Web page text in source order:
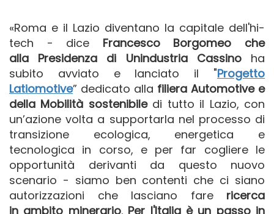
«Roma e iI Lazio diventano la capitale dell'hi-
tech - dice Francesco Borgomeo che
alla Presidenza di Unindustria Cassino ha
subito avviato e lanciato il "Progetto
Latiomotive” dedicato alla filiera Automotive e
della Mobilità sostenibiledi tutto il Lazio, con
un’azione volta a supportarla nel processo di
transizione ecologica, energetica e
tecnologica in corso, e per far cogliere le
opportunità derivanti da questo nuovo
scenario - siamo ben contenti che ci siano
autorizzazioni che lasciano fare ricerca
in ambito minerario. Per l'Italia è un passo in